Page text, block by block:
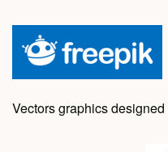
Vectors graphics